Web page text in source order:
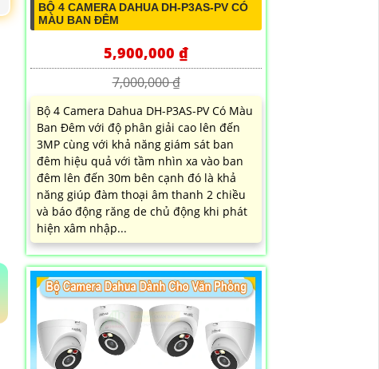
BỘ 4 CAMERA DAHUA DH-P3AS-PV CÓ
MÀU BAN ĐÊM
5,900,000 ₫
7,000,000 ₫
Bộ 4 Camera Dahua DH-P3AS-PV Có Màu
Ban Đêm với độ phân giải cao lên đến
3MP cùng với khả năng giám sát ban
đêm hiệu quả với tầm nhìn xa vào ban
đêm lên đến 30m bên cạnh đó là khả
năng giúp đàm thoại âm thanh 2 chiều
và báo động răng de chủ động khi phát
hiện xâm nhập...